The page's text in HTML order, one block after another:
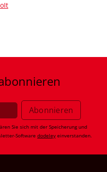
Sie sich mit der Speicherung und
Software dodeley einverstanden.